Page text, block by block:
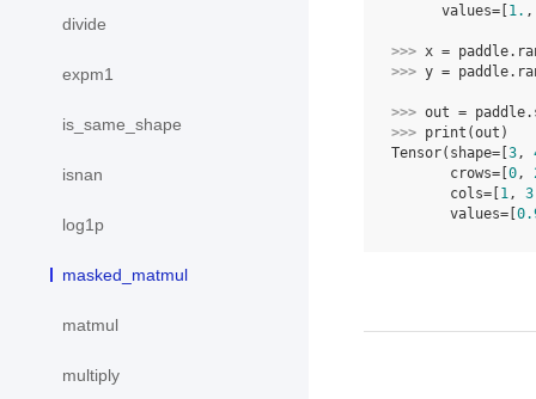
divide
expm1
is_same_shape
isnan
log1p
masked_matmul
matmul
multiply
      values=[
1.
>>> x = paddle.
>>> y = paddle.
>>> out = paddle.
>>> print (out )
Tensor(shape=[ 3,
       crows=[
0,
       cols=[
1, 3
       values=[